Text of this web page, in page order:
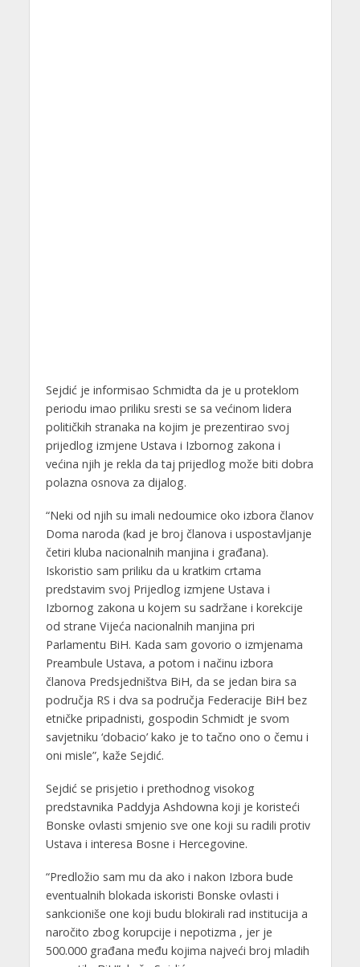
Sejdić je informisao Schmidta da je u proteklom
periodu imao priliku sresti se sa većinom lidera
političkih stranaka na kojim je prezentirao svoj
prijedlog izmjene Ustava i Izbornog zakona i
većina njih je rekla da taj prijedlog može biti dobra
polazna osnova za dijalog.
“Neki od njih su imali nedoumice oko izbora članov
Doma naroda (kad je broj članova i uspostavljanje
četiri kluba nacionalnih manjina i građana).
Iskoristio sam priliku da u kratkim crtama
predstavim svoj Prijedlog izmjene Ustava i
Izbornog zakona u kojem su sadržane i korekcije
od strane Vijeća nacionalnih manjina pri
Parlamentu BiH. Kada sam govorio o izmjenama
Preambule Ustava, a potom i načinu izbora
članova Predsjedništva BiH, da se jedan bira sa
područja RS i dva sa područja Federacije BiH bez
etničke pripadnisti, gospodin Schmidt je svom
savjetniku ‘dobacio’ kako je to tačno ono o čemu i
oni misle”, kaže Sejdić.
Sejdić se prisjetio i prethodnog visokog
predstavnika Paddyja Ashdowna koji je koristeći
Bonske ovlasti smjenio sve one koji su radili protiv
Ustava i interesa Bosne i Hercegovine.
“Predložio sam mu da ako i nakon Izbora bude
eventualnih blokada iskoristi Bonske ovlasti i
sankcioniše one koji budu blokirali rad institucija a
naročito zbog korupcije i nepotizma , jer je
500.000 građana među kojima najveći broj mladih